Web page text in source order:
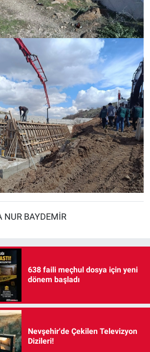
NUR BAYDEMİR
638 faili meçhul dosya için yeni
dönem başladı
Nevşehir'de Çekilen Televizyon
Dizileri!